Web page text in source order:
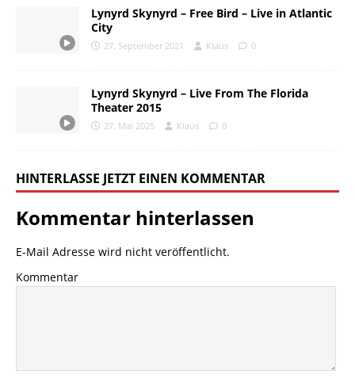
Lynyrd Skynyrd – Free Bird – Live in Atlantic
City
27. September 2021 Klaus 0
Lynyrd Skynyrd – Live From The Florida
Theater 2015
27. Mai 2025 Klaus 0
HINTERLASSE JETZT EINEN KOMMENTAR
Kommentar hinterlassen
E-Mail Adresse wird nicht veröffentlicht.
Kommentar